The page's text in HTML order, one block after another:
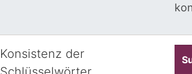
Konsistenz der